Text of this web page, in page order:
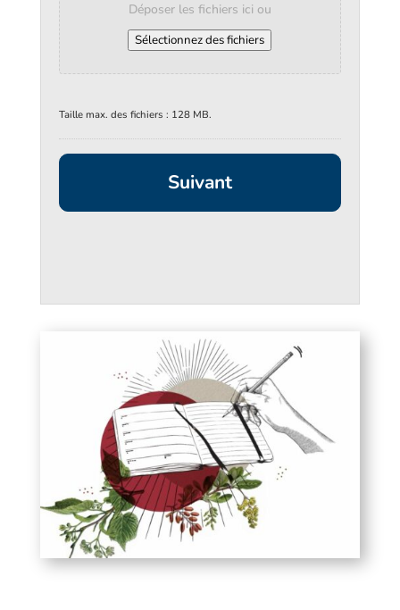
Déposer les fichiers ici ou
Sélectionnez des fichiers
Taille max. des fichiers : 128 MB.